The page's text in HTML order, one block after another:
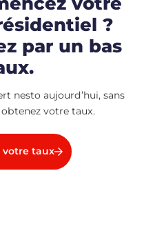
?
par un bas
nesto aujourd’hui, sans
votre taux.
votre taux